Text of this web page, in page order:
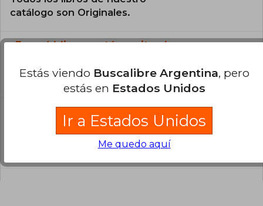
catálogo son Originales.
¿En qué Idioma está escrito el
El libro está escrito en Inglés.
¿Cuál es la encuadernación de este libro?
La encuadernación de esta edición es Tapa
Estás viendo Buscalibre Argentina, pero
estás en Estados Unidos
Ir a Estados Unidos
Me quedo aquí